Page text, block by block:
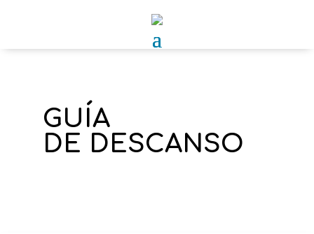
GUÍA
DE DESCANSO